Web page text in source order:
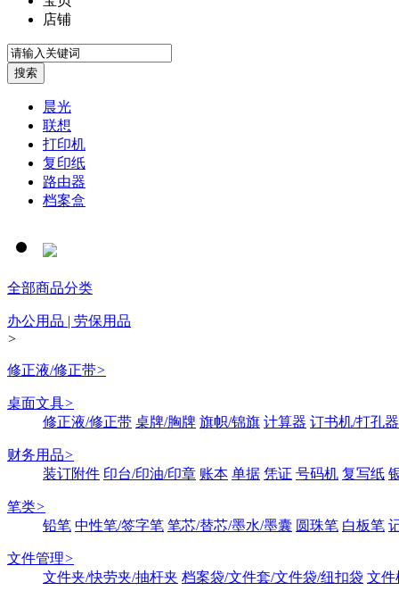
店铺
晨光
联想
打印机
复印纸
路由器
档案盒
全部商品分类
办公用品 | 劳保用品
>
修正液/修正带>
桌面文具>
修正液/修正带 桌牌/胸牌 旗帜/锦旗 计算器 订书机/打孔器
财务用品>
装订附件 印台/印油/印章 账本 单据 凭证 号码机 复写纸
笔类>
铅笔 中性笔/签字笔 笔芯/替芯/墨水/墨囊 圆珠笔 白板笔
文件管理>
文件夹/快劳夹/抽杆夹 档案袋/文件套/文件袋/纽扣袋 文件